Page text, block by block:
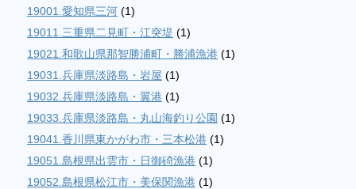
19001.愛知県三河 (1)
19011.三重県二見町・江突堤 (1)
19021.和歌山県那智勝浦町・勝浦漁港 (1)
19031.兵庫県淡路島・岩屋 (1)
19032.兵庫県淡路島・翼港 (1)
19033.兵庫県淡路島・丸山海釣り公園 (1)
19041.香川県東かがわ市・三本松港 (1)
19051.島根県出雲市・日御碕漁港 (1)
19052.島根県松江市・美保関漁港 (1)